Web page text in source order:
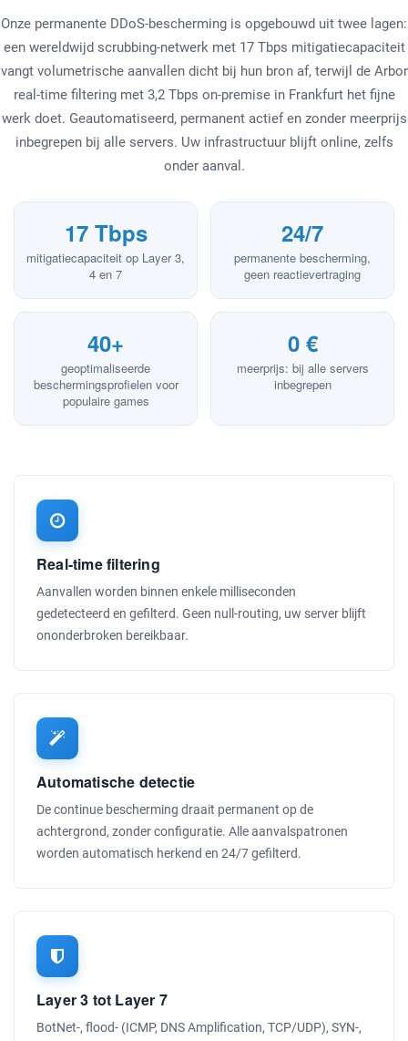
Onze permanente DDoS-bescherming is opgebouwd uit twee lagen:
een wereldwijd scrubbing-netwerk met 17 Tbps mitigatiecapaciteit
vangt volumetrische aanvallen dicht bij hun bron af, terwijl de Arbor
real-time filtering met 3,2 Tbps on-premise in Frankfurt het fijne
werk doet. Geautomatiseerd, permanent actief en zonder meerprijs
inbegrepen bij alle servers. Uw infrastructuur blijft online, zelfs
onder aanval.
17 Tbps
mitigatiecapaciteit op Layer 3,
4 en 7
24/7
permanente bescherming,
geen reactievertraging
40+
geoptimaliseerde
beschermingsprofielen voor
populaire games
0 €
meerprijs: bij alle servers
inbegrepen
Real-time filtering
Aanvallen worden binnen enkele milliseconden
gedetecteerd en gefilterd. Geen null-routing, uw server blijft
ononderbroken bereikbaar.
Automatische detectie
De continue bescherming draait permanent op de
achtergrond, zonder configuratie. Alle aanvalspatronen
worden automatisch herkend en 24/7 gefilterd.
Layer 3 tot Layer 7
BotNet-, flood- (ICMP, DNS Amplification, TCP/UDP), SYN-,